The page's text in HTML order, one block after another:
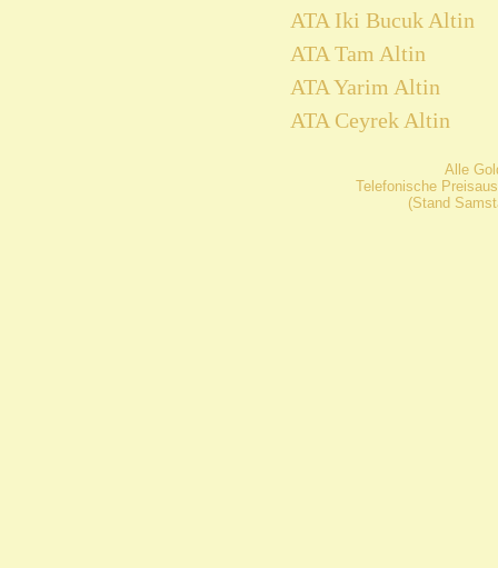
ATA Iki Bucuk Altin
ATA Tam Altin
ATA Yarim Altin
ATA Ceyrek Altin
Alle
Telefonische
(Stand